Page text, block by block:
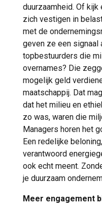
duurzaamheid. Of
zich vestigen in
met de
geven ze een signaal
topbestuurders die
overnames? Die
mogelijk geld
maatschappij. Dat
dat het milieu en
zo was, waren die
Managers horen het
Een redelijke
verantwoord
ook echt meent.
je duurzaam
Meer engagement